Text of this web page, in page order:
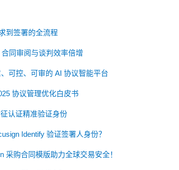
到签署的全流程
同审阅与谈判效率倍增
可控、可审的 AI 协议智能平台
协议管理优化白皮书
认证精准验证身份
Identify 验证签署人身份？
采购合同模版助力全球交易安全！